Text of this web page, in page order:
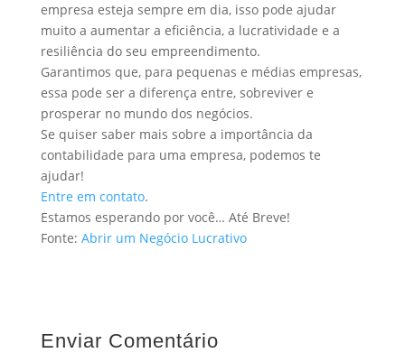
empresa esteja sempre em dia, isso pode ajudar
muito a aumentar a eficiência, a lucratividade e a
resiliência do seu empreendimento.
Garantimos que, para pequenas e médias empresas,
essa pode ser a diferença entre, sobreviver e
prosperar no mundo dos negócios.
Se quiser saber mais sobre a importância da
contabilidade para uma empresa, podemos te
ajudar!
Entre em contato.
Estamos esperando por você… Até Breve!
Fonte: Abrir um Negócio Lucrativo
Enviar Comentário